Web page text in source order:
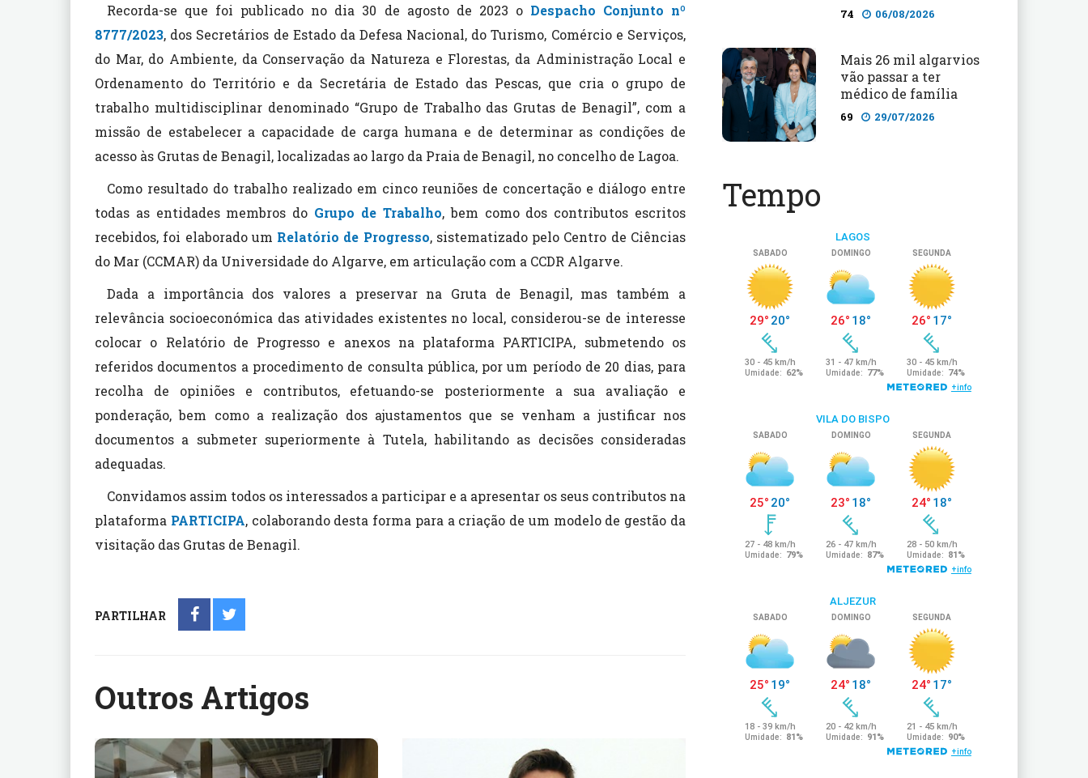
Recorda-se que foi publicado no dia 30 de agosto de 2023 o Despacho Conjunto nº
8777/2023, dos Secretários de Estado da Defesa Nacional, do Turismo, Comércio e Serviços,
do Mar, do Ambiente, da Conservação da Natureza e Florestas, da Administração Local e
Ordenamento do Território e da Secretária de Estado das Pescas, que cria o grupo de
trabalho multidisciplinar denominado “Grupo de Trabalho das Grutas de Benagil”, com a
missão de estabelecer a capacidade de carga humana e de determinar as condições de
acesso às Grutas de Benagil, localizadas ao largo da Praia de Benagil, no concelho de Lagoa.
Como resultado do trabalho realizado em cinco reuniões de concertação e diálogo entre
todas as entidades membros do Grupo de Trabalho, bem como dos contributos escritos
recebidos, foi elaborado um Relatório de Progresso, sistematizado pelo Centro de Ciências
do Mar (CCMAR) da Universidade do Algarve, em articulação com a CCDR Algarve.
Dada a importância dos valores a preservar na Gruta de Benagil, mas também a
relevância socioeconómica das atividades existentes no local, considerou-se de interesse
colocar o Relatório de Progresso e anexos na plataforma PARTICIPA, submetendo os
referidos documentos a procedimento de consulta pública, por um período de 20 dias, para
recolha de opiniões e contributos, efetuando-se posteriormente a sua avaliação e
ponderação, bem como a realização dos ajustamentos que se venham a justificar nos
documentos a submeter superiormente à Tutela, habilitando as decisões consideradas
adequadas.
Convidamos assim todos os interessados a participar e a apresentar os seus contributos na
plataforma PARTICIPA, colaborando desta forma para a criação de um modelo de gestão da
visitação das Grutas de Benagil.
PARTILHAR
Outros Artigos
74 06/08/2026
Mais 26 mil algarvios
vão passar a ter
médico de família
69 29/07/2026
Tempo